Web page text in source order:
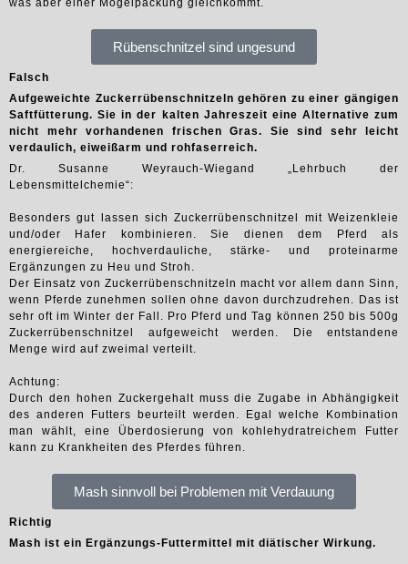
was aber einer Mogelpackung gleichkommt.
Rübenschnitzel sind ungesund
Falsch
Aufgeweichte Zuckerrübenschnitzeln gehören zu einer gängigen
Saftfütterung. Sie in der kalten Jahreszeit eine Alternative zum
nicht mehr vorhandenen frischen Gras. Sie sind sehr leicht
verdaulich, eiweißarm und rohfaserreich.
Dr. Susanne Weyrauch-Wiegand „Lehrbuch der
Lebensmittelchemie“:
Besonders gut lassen sich Zuckerrübenschnitzel mit Weizenkleie
und/oder Hafer kombinieren. Sie dienen dem Pferd als
energiereiche, hochverdauliche, stärke- und proteinarme
Ergänzungen zu Heu und Stroh.
Der Einsatz von Zuckerrübenschnitzeln macht vor allem dann Sinn,
wenn Pferde zunehmen sollen ohne davon durchzudrehen. Das ist
sehr oft im Winter der Fall. Pro Pferd und Tag können 250 bis 500g
Zuckerrübenschnitzel aufgeweicht werden. Die entstandene
Menge wird auf zweimal verteilt.
Achtung:
Durch den hohen Zuckergehalt muss die Zugabe in Abhängigkeit
des anderen Futters beurteilt werden. Egal welche Kombination
man wählt, eine Überdosierung von kohlehydratreichem Futter
kann zu Krankheiten des Pferdes führen.
Mash sinnvoll bei Problemen mit Verdauung
Richtig
Mash ist ein Ergänzungs-Futtermittel mit diätischer Wirkung.